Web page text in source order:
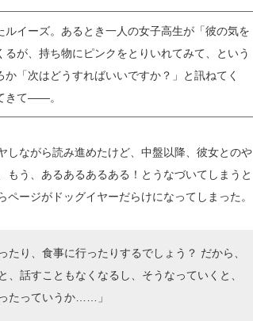
イーズ。あるとき一人の女子高生が「彼の気を
が、持ち物にピンクをとりいれてみて、という
「次はどうすればいいですか？」と訊ねてく
きて――。
しながら読み進めたけど、中盤以降、彼女とのや
う、あるあるあるある！とうなづいてしまうと
ージがドッグイヤーだらけになってしまった。
たり、食事に行ったりするでしょう？ だから、
話すこともなくなるし、そうなっていくと、
たっていうか……」